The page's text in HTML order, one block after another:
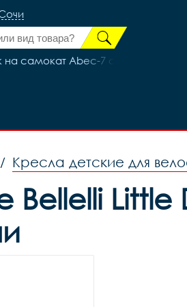
самокат Abec-7 с пыльником
/ Кресла детские для
Bellelli